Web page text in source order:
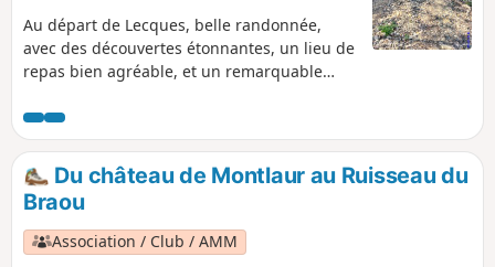
Au départ de Lecques, belle randonnée,
avec des découvertes étonnantes, un lieu de
repas bien agréable, et un remarquable
Du château de Montlaur au Ruisseau du
Braou
Association / Club / AMM